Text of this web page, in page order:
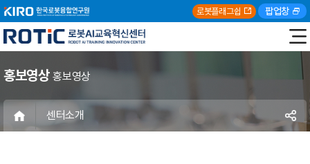
로봇플래그쉽 팝업창
홍보영상 홍보영상
센터소개